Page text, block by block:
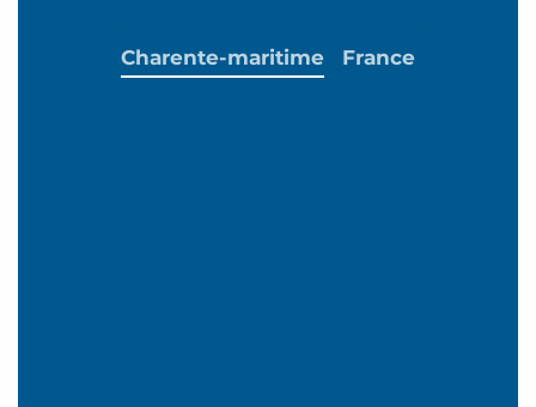
Charente-maritime France